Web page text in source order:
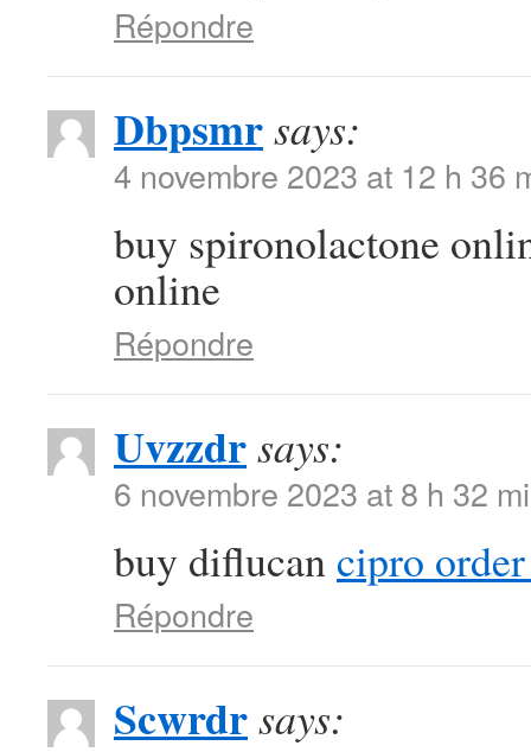
Répondre
Dbpsmrsays:
4 novembre 2023 at 12 h 36
buy spironolactone
online
Répondre
Uvzzdrsays:
6 novembre 2023 at 8 h 32
buy diflucan cipro
Répondre
Scwrdrsays: